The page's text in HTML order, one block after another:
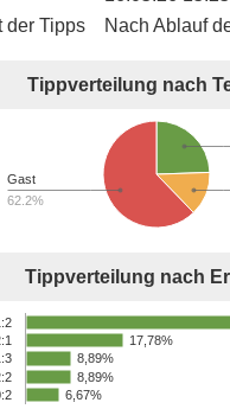
der Tipps
Nach Ablauf
Tippverteilung nach
Gast
62.2%
Tippverteilung nach
17,78%
8,89%
8,89%
6,67%